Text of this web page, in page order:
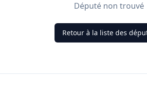
Député non trouvé
Retour à la liste des